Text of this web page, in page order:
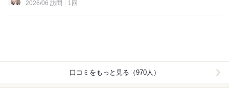
2026/06 訪問
1回
口コミをもっと見る（970人）